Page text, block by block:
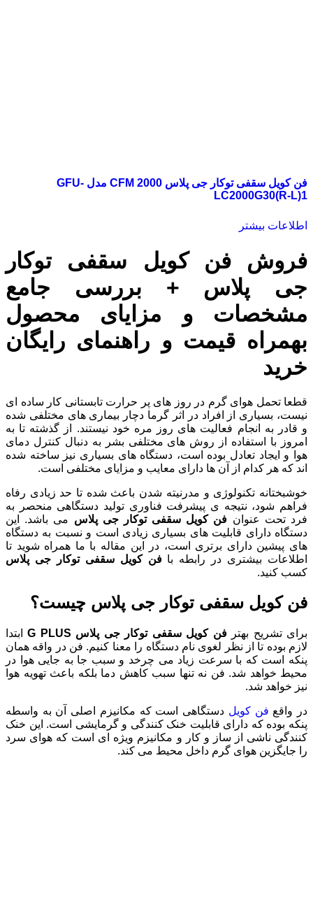
فن کویل سقفی توکار جی پلاس 2000 CFM مدل GFU-
LC2000G30(R-L)1
اطلاعات بیشتر
فروش فن کویل سقفی توکار
جی پلاس + بررسی جامع
مشخصات و مزایای محصول
بهمراه قیمت و راهنمای رایگان
خرید
قطعا تحمل هوای گرم در روز های پر حرارت تابستانی کار ساده ای
نیست، بسیاری از افراد در اثر گرما دچار بیماری های مختلفی شده
و قادر به انجام فعالیت های روز مره خود نیستند. از گذشته تا به
امروز با استفاده از روش های مختلفی بشر به دنبال کنترل دمای
هوا و ایجاد تعادل بوده است، دستگاه های بسیاری نیز ساخته شده
اند که هر کدام از آن ها دارای معایب و مزایای مختلفی است.
خوشبختانه تکنولوژی و مدرنیته شدن باعث شده تا حد زیادی رفاه
فراهم شود، نتیجه ی پیشرفت فناوری تولید دستگاهی منحصر به
فرد تحت عنوان فن کویل سقفی توکار جی پلاس می باشد. این
دستگاه دارای قابلیت های بسیاری زیادی است و نسبت به دستگاه
های پیشین دارای برتری است، در این مقاله با ما همراه شوید تا
اطلاعات بیشتری در رابطه بافن کویل سقفی توکار جی پلاس
کسب کنید.
فن کویل سقفی توکار جی پلاس چیست؟
برای تشریح بهترفن کویل سقفی توکار جی پلاس G PLUS
ابتدا
لازم بوده تا از نظر لغوی نام دستگاه را معنا کنیم. فن در واقه همان
پنکه است که با سرعت زیاد می چرخد و سبب جا به جایی هوا در
محیط خواهد شد. فن نه تنها سبب کاهش دما بلکه باعث تهویه هوا
نیز خواهد شد.
در واقع فن کویل دستگاهی است که مکانیزم اصلی آن به واسطه
پنکه بوده که دارای قابلیت خنک کنندگی و گرمایشی است. این خنک
کنندگی ناشی از ساز و کار و مکانیزم ویژه ای است که هوای سرد
را جایگزین هوای گرم داخل محیط می کند.